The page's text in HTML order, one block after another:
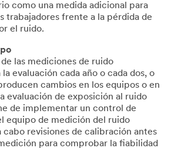
como una medida adicional para
trabajadores frente a la pérdida de
el ruido.
las mediciones de ruido
evaluación cada año o cada dos, o
cambios en los equipos o en
evaluación de exposición al ruido
de implementar un control de
equipo de medición del ruido
cabo revisiones de calibración antes
para comprobar la fiabilidad